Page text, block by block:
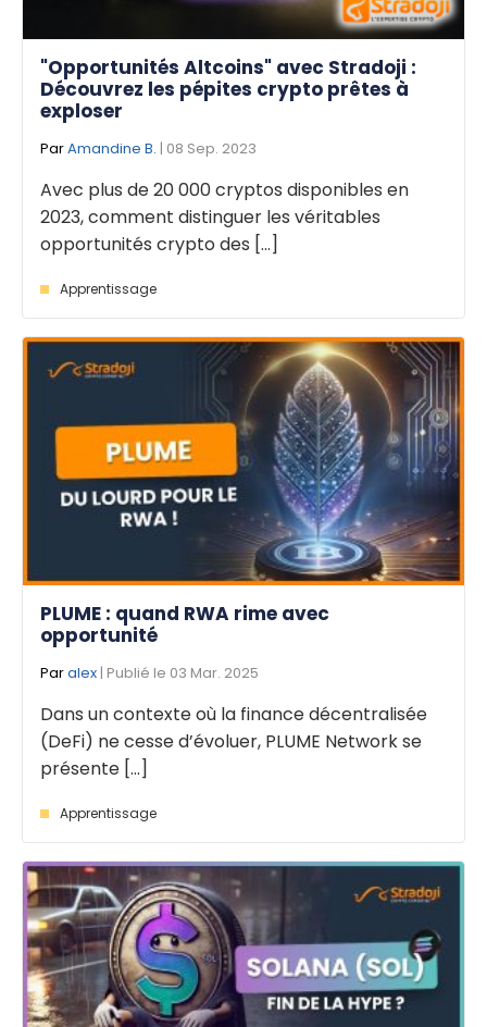
"Opportunités Altcoins" avec Stradoji :
Découvrez les pépites crypto prêtes à
exploser
ParAmandine B. | 08 Sep. 2023
Avec plus de 20 000 cryptos disponibles en
2023, comment distinguer les véritables
opportunités crypto des [...]
Apprentissage
PLUME : quand RWA rime avec
opportunité
Paralex | Publié le 03 Mar. 2025
Dans un contexte où la finance décentralisée
(DeFi) ne cesse d’évoluer, PLUME Network se
présente [...]
Apprentissage